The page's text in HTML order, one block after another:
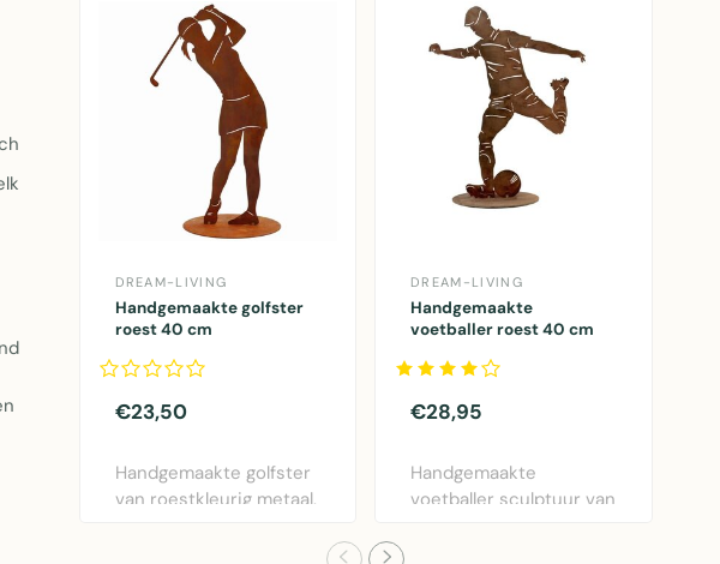
DREAM-LIVING
Handgemaakte golfster
roest 40 cm
€23,50
Handgemaakte golfster
van roestkleurig metaal,
DREAM-LIVING
Handgemaakte
voetballer roest 40 cm
€28,95
Handgemaakte
voetballer sculptuur van